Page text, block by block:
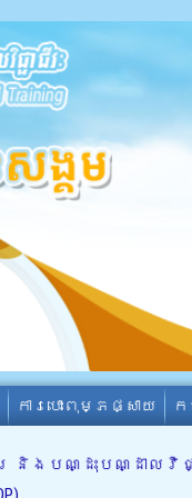
ការបោះពុម្ភផ្សាយ
ណ្ដុះបណ្ដាលវិជ្ជ